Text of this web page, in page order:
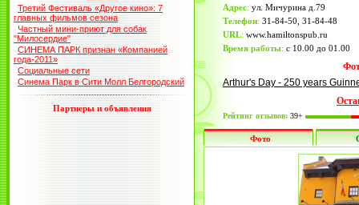
Третий Фестиваль «Другое кино»: 7
главных фильмов сезона
Частный мини-приют для собак
"Милосердие"
СИНЕМА ПАРК признан «Компанией
года-2011»
Социальные сети
Синема Парк в Сити Молл Белгородский
Партнеры и объявления
Адрес: ул. Мичурина д.79
Телефон: 31-84-50, 31-84-48
URL: www.hamiltonspub.ru
Время работы: с 10.00 до 01.00
Arthur's Day - 250 years
Рейтинг отзывов: 39+
Фото